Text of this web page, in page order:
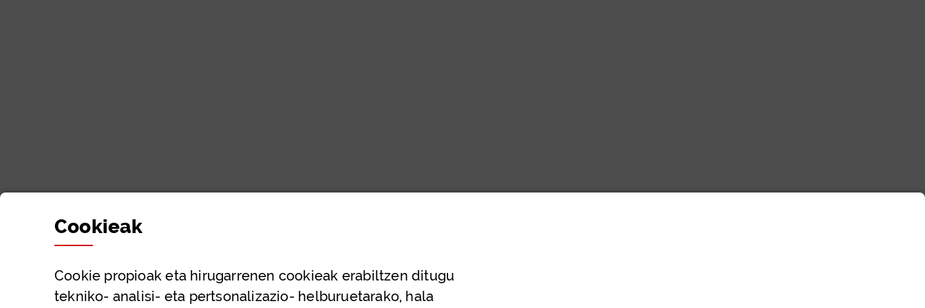
Cookieak
Cookie propioak eta hirugarrenen cookieak erabiltzen ditugu
tekniko- analisi- eta pertsonalizazio- helburuetarako, hala